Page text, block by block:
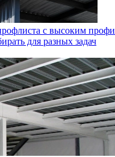
с высоким
для разных задач